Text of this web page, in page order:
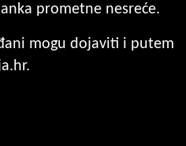
prometne nesreće.
mogu dojaviti i putem
.